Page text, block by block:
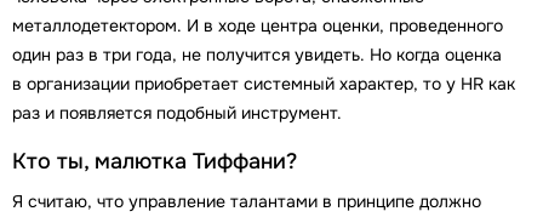
металлодетектором. И в ходе центра оценки, проведенного
один раз в три года, не получится увидеть. Но когда оценка
в организации приобретает системный характер, то у HR как
раз и появляется подобный инструмент.
Кто ты, малютка Тиффани?
Я считаю, что управление талантами в принципе должно